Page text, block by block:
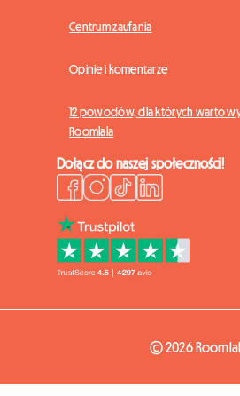
Centrum zaufania
Opinie i komentarze
12 powodów, dla których warto
Roomlala
Dołącz do naszej społeczności!
© 2026